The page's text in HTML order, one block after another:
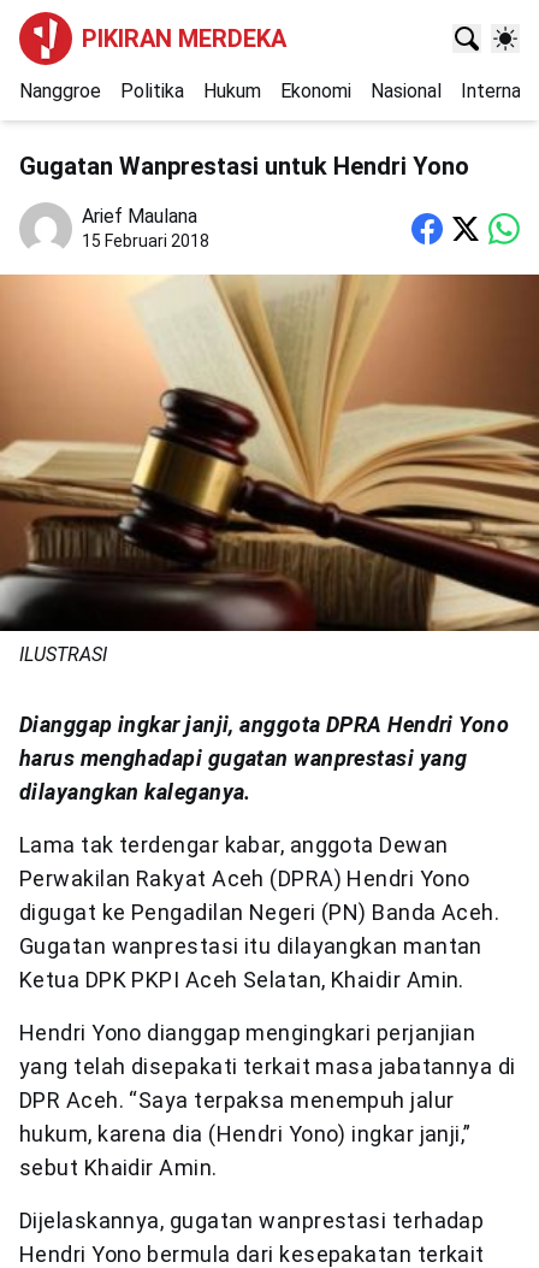
PIKIRAN MERDEKA
Nanggroe Politika Hukum Ekonomi Nasional
Gugatan Wanprestasi untuk Hendri Yono
Arief Maulana
15 Februari 2018
ILUSTRASI
Dianggap ingkar janji, anggota DPRA Hendri Yono
harus menghadapi gugatan wanprestasi yang
dilayangkan kaleganya.
Lama tak terdengar kabar, anggota Dewan
Perwakilan Rakyat Aceh (DPRA) Hendri Yono
digugat ke Pengadilan Negeri (PN) Banda Aceh.
Gugatan wanprestasi itu dilayangkan mantan
Ketua DPK PKPI Aceh Selatan, Khaidir Amin.
Hendri Yono dianggap mengingkari perjanjian
yang telah disepakati terkait masa jabatannya di
DPR Aceh. “Saya terpaksa menempuh jalur
hukum, karena dia (Hendri Yono) ingkar janji,”
sebut Khaidir Amin.
Dijelaskannya, gugatan wanprestasi terhadap
Hendri Yono bermula dari kesepakatan terkait